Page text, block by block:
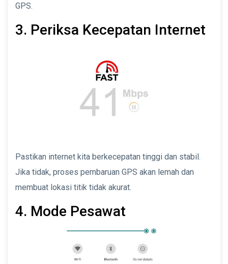
GPS.
3. Periksa Kecepatan Internet
Pastikan internet kita berkecepatan tinggi dan stabil.
Jika tidak, proses pembaruan GPS akan lemah dan
membuat lokasi titik tidak akurat.
4. Mode Pesawat